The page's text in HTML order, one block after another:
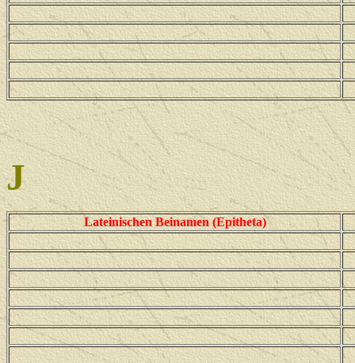
J
Lateinischen Beinamen (Epitheta)